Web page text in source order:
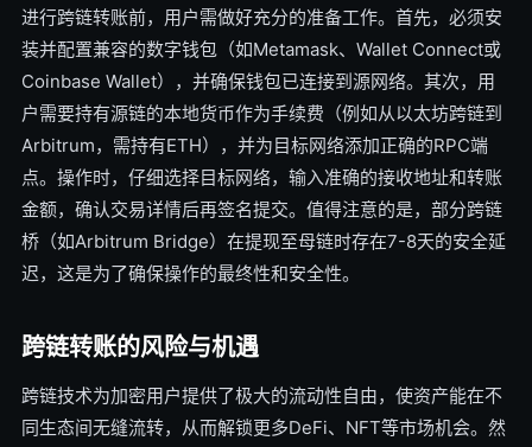
进行跨链转账前，用户需做好充分的准备工作。首先，必须安
装并配置兼容的数字钱包（如Metamask、Wallet Connect或
Coinbase Wallet），并确保钱包已连接到源网络。其次，用
户需要持有源链的本地货币作为手续费（例如从以太坊跨链到
Arbitrum，需持有ETH），并为目标网络添加正确的RPC端
点。操作时，仔细选择目标网络，输入准确的接收地址和转账
金额，确认交易详情后再签名提交。值得注意的是，部分跨链
桥（如Arbitrum Bridge）在提现至母链时存在7-8天的安全延
迟，这是为了确保操作的最终性和安全性。
跨链转账的风险与机遇
跨链技术为加密用户提供了极大的流动性自由，使资产能在不
同生态间无缝流转，从而解锁更多DeFi、NFT等市场机会。然